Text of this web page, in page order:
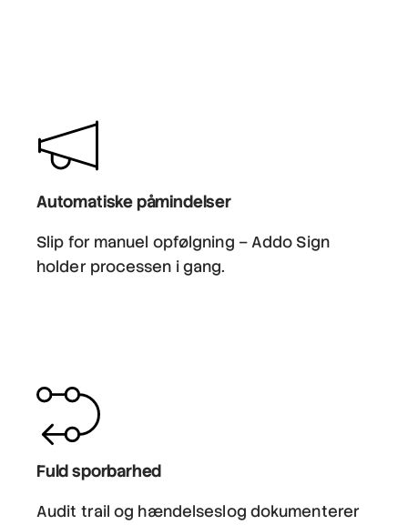
Automatiske påmindelser
Slip for manuel opfølgning – Addo Sign
holder processen i gang.
Fuld sporbarhed
Audit trail og hændelseslog dokumenterer